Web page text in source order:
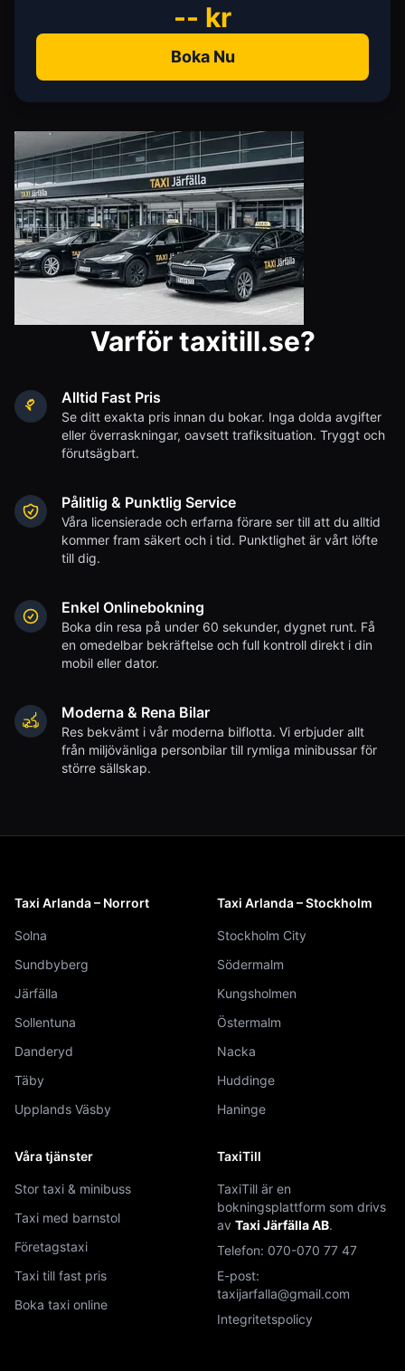
-- kr
Boka Nu
Varför taxitill.se?
Alltid Fast Pris
Se ditt exakta pris innan du bokar. Inga dolda avgifter
eller överraskningar, oavsett trafiksituation. Tryggt och
förutsägbart.
Pålitlig & Punktlig Service
Våra licensierade och erfarna förare ser till att du alltid
kommer fram säkert och i tid. Punktlighet är vårt löfte
till dig.
Enkel Onlinebokning
Boka din resa på under 60 sekunder, dygnet runt. Få
en omedelbar bekräftelse och full kontroll direkt i din
mobil eller dator.
Moderna & Rena Bilar
Res bekvämt i vår moderna bilflotta. Vi erbjuder allt
från miljövänliga personbilar till rymliga minibussar för
större sällskap.
Taxi Arlanda – Norrort
Solna
Sundbyberg
Järfälla
Sollentuna
Danderyd
Täby
Upplands Väsby
Taxi Arlanda – Stockholm
Stockholm City
Södermalm
Kungsholmen
Östermalm
Nacka
Huddinge
Haninge
Våra tjänster
Stor taxi & minibuss
Taxi med barnstol
Företagstaxi
Taxi till fast pris
Boka taxi online
TaxiTill
TaxiTill är en
bokningsplattform som drivs
av Taxi Järfälla AB.
Telefon: 070-070 77 47
E-post:
taxijarfalla@gmail.com
Integritetspolicy